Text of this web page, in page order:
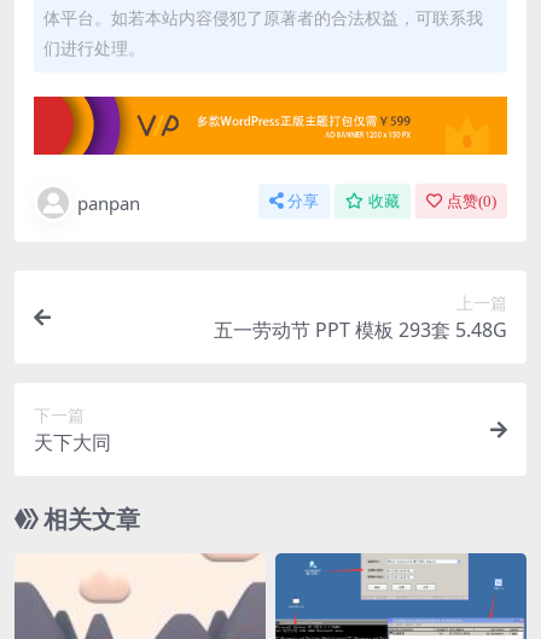
体平台。如若本站内容侵犯了原著者的合法权益，可联系我
们进行处理。
panpan 分享 收藏 点赞(0)
上一篇
五一劳动节 PPT 模板 293套 5.48G
下一篇
天下大同
相关文章